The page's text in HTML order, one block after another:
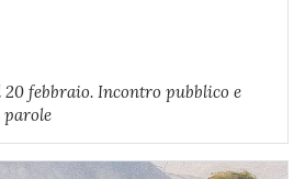
20 febbraio. Incontro pubblico e
parole